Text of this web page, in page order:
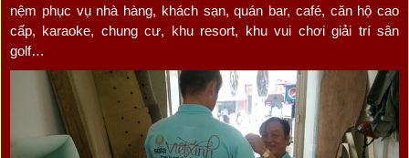
nệm phục vụ nhà hàng, khách sạn, quán bar, café, căn hộ cao
cấp, karaoke, chung cư, khu resort, khu vui chơi giải trí sân
golf…